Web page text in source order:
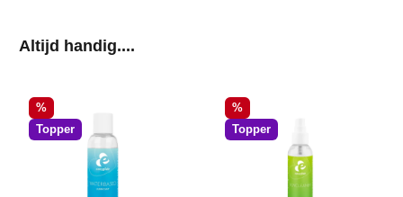
Productgalerij overslaan
Altijd handig....
Korting
%
Topper
Korting
%
Topper